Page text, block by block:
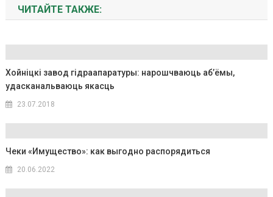
ЧИТАЙТЕ ТАКЖЕ:
Хойніцкі завод гідраапаратуры: нарошчваюць аб’ёмы,
удасканальваюць якасць
23.07.2018
Чеки «Имущество»: как выгодно распорядиться
20.06.2022